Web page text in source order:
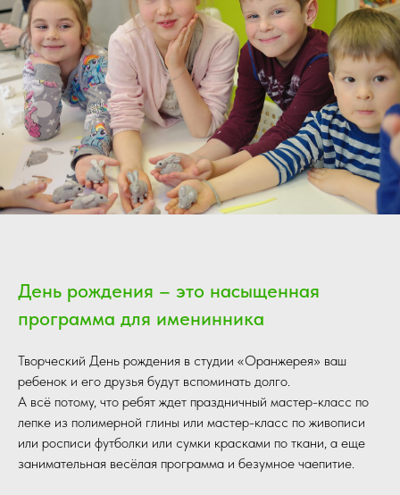
День рождения – это насыщенная
программа для именинника
Творческий День рождения в студии «Оранжерея» ваш
ребенок и его друзья будут вспоминать долго.
А всё потому, что ребят ждет праздничный мастер-класс по
лепке из полимерной глины или мастер-класс по живописи
или росписи футболки или сумки красками по ткани, а еще
занимательная весёлая программа и безумное чаепитие.